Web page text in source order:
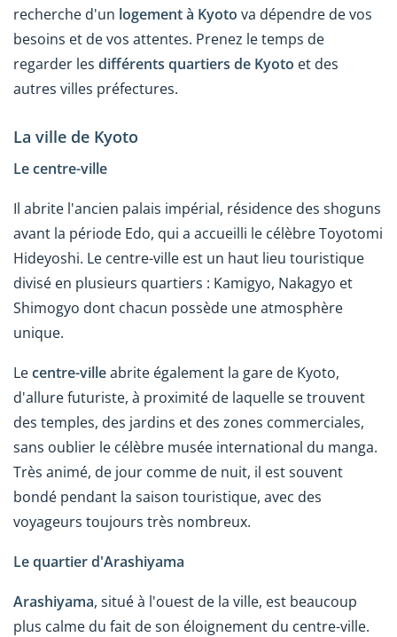
recherche d'un logement à Kyoto va dépendre de vos
besoins et de vos attentes. Prenez le temps de
regarder les différents quartiers de Kyoto et des
autres villes préfectures.
La ville de Kyoto
Le centre-ville
Il abrite l'ancien palais impérial, résidence des shoguns
avant la période Edo, qui a accueilli le célèbre Toyotomi
Hideyoshi. Le centre-ville est un haut lieu touristique
divisé en plusieurs quartiers : Kamigyo, Nakagyo et
Shimogyo dont chacun possède une atmosphère
unique.
Lecentre-villeabrite également la gare de Kyoto,
d'allure futuriste, à proximité de laquelle se trouvent
des temples, des jardins et des zones commerciales,
sans oublier le célèbre musée international du manga.
Très animé, de jour comme de nuit, il est souvent
bondé pendant la saison touristique, avec des
voyageurs toujours très nombreux.
Le quartier d'Arashiyama
Arashiyama, situé à l'ouest de la ville, est beaucoup
plus calme du fait de son éloignement du centre-ville.